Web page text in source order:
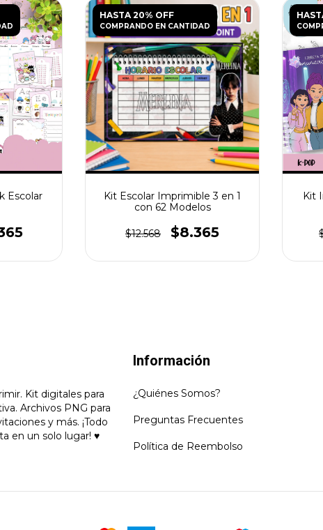
Escolar
HASTA 20% OFF
COMPRANDO EN CANTIDAD
Kit Escolar Imprimible 3 en 1
con 62 Modelos
$12.568 $8.365
Kit
Kit digitales para
Archivos PNG para
y más. ¡Todo
en un solo lugar! ♥
Información
¿Quiénes Somos?
Preguntas Frecuentes
Política de Reembolso